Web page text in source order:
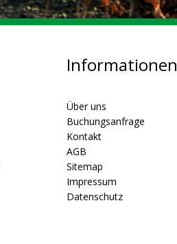
Informationen
Über uns
Buchungsanfrage
Kontakt
AGB
Sitemap
Impressum
Datenschutz